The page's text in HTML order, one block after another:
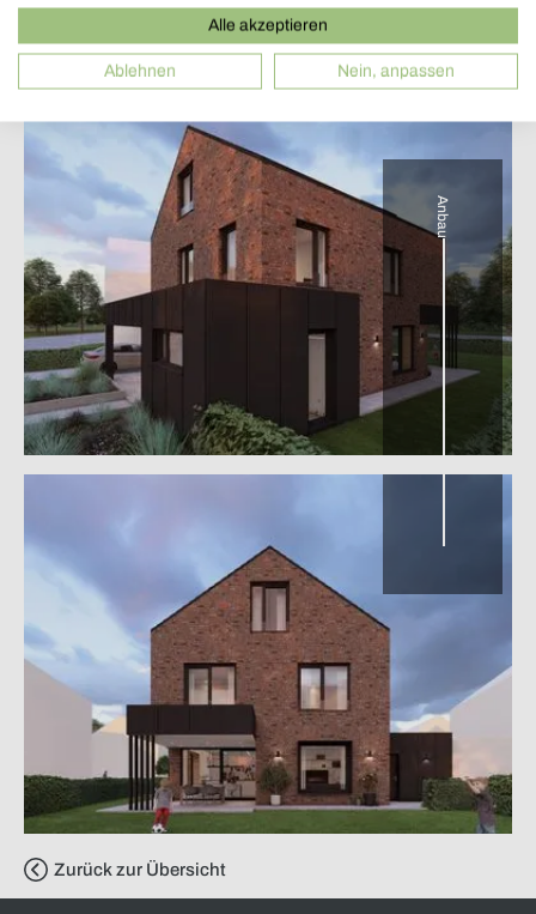
Anbau
Terrasse und Garten
Zurück zur Übersicht
Alle akzeptieren
Ablehnen Nein, anpassen